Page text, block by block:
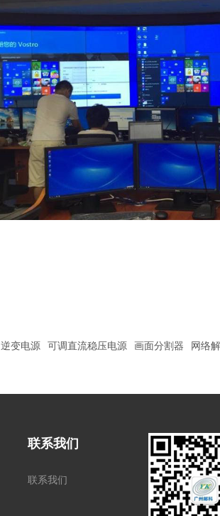
逆变电源 可调直流稳压电源 画面分割器 网络
联系我们
联系我们